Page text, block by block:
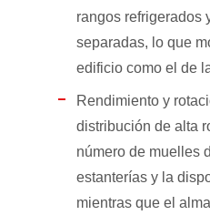
rangos refrigerados
separadas, lo que
edificio como el de
Rendimiento y
distribución de alta
número de muelles
estanterías y la
mientras que el